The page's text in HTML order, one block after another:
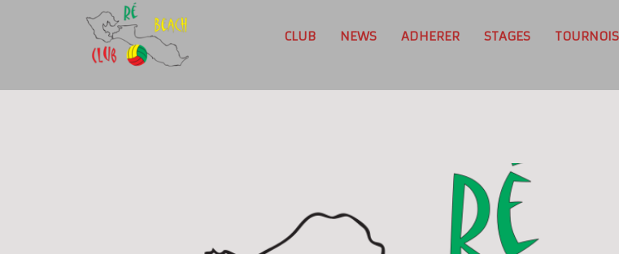
CLUB NEWS ADHERER STAGES TOURNOIS